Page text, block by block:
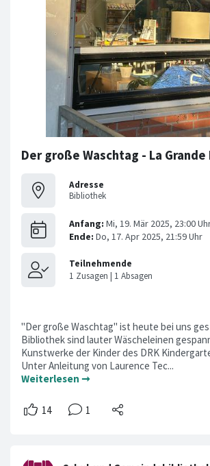
Der große Waschtag - La Grande
Adresse
Bibliothek
"Der große Waschtag" ist heute bei uns
Bibliothek sind lauter Wäscheleinen
Kunstwerke der Kinder des DRK
Unter Anleitung von Laurence Tec...
Weiterlesen ➞